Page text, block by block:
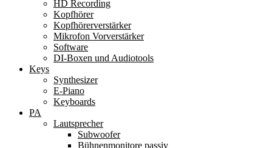
HD Recording
Kopfhörer
Kopfhörerverstärker
Mikrofon Vorverstärker
Software
DI-Boxen und Audiotools
Keys
Synthesizer
E-Piano
Keyboards
PA
Lautsprecher
Subwoofer
Bühnenmonitore passiv